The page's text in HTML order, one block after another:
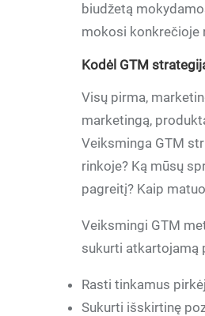
biudžetą
mokosi konkrečioje
Kodėl GTM
Visų pirma,
marketingą,
Veiksminga GTM
rinkoje? Ką mūsų
pagreitį? Kaip
Veiksmingi GTM
sukurti atkartojamą
Rasti tinkamus
Sukurti išskirtinę